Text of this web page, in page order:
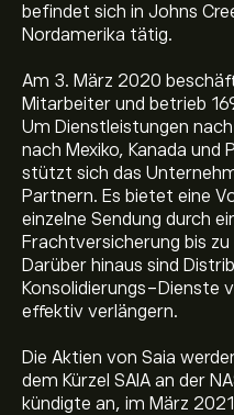
befindet sich in Johns
Nordamerika tätig.
Am 3. März 2020
Mitarbeiter und betrieb
Um Dienstleistungen
nach Mexiko, Kanada und
stützt sich das
Partnern. Es bietet eine
einzelne Sendung durch
Frachtversicherung bis
Darüber hinaus sind
Konsolidierungs-Dienste
effektiv verlängern.
Die Aktien von Saia
dem Kürzel SAIA an der
kündigte an, im März